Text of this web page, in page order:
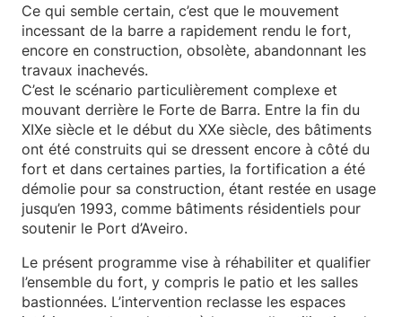
Ce qui semble certain, c’est que le mouvement
incessant de la barre a rapidement rendu le fort,
encore en construction, obsolète, abandonnant les
travaux inachevés.
C’est le scénario particulièrement complexe et
mouvant derrière le Forte de Barra. Entre la fin du
XIXe siècle et le début du XXe siècle, des bâtiments
ont été construits qui se dressent encore à côté du
fort et dans certaines parties, la fortification a été
démolie pour sa construction, étant restée en usage
jusqu’en 1993, comme bâtiments résidentiels pour
soutenir le Port d’Aveiro.
Le présent programme vise à réhabiliter et qualifier
l’ensemble du fort, y compris le patio et les salles
bastionnées. L’intervention reclasse les espaces